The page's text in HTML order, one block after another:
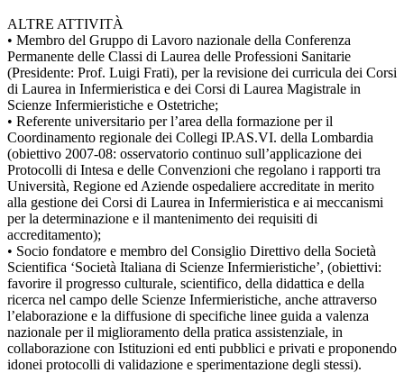
ALTRE ATTIVITÀ
• Membro del Gruppo di Lavoro nazionale della Conferenza
Permanente delle Classi di Laurea delle Professioni Sanitarie
(Presidente: Prof. Luigi Frati), per la revisione dei curricula dei Corsi
di Laurea in Infermieristica e dei Corsi di Laurea Magistrale in
Scienze Infermieristiche e Ostetriche;
• Referente universitario per l’area della formazione per il
Coordinamento regionale dei Collegi IP.AS.VI. della Lombardia
(obiettivo 2007-08: osservatorio continuo sull’applicazione dei
Protocolli di Intesa e delle Convenzioni che regolano i rapporti tra
Università, Regione ed Aziende ospedaliere accreditate in merito
alla gestione dei Corsi di Laurea in Infermieristica e ai meccanismi
per la determinazione e il mantenimento dei requisiti di
accreditamento);
• Socio fondatore e membro del Consiglio Direttivo della Società
Scientifica ‘Società Italiana di Scienze Infermieristiche’, (obiettivi:
favorire il progresso culturale, scientifico, della didattica e della
ricerca nel campo delle Scienze Infermieristiche, anche attraverso
l’elaborazione e la diffusione di specifiche linee guida a valenza
nazionale per il miglioramento della pratica assistenziale, in
collaborazione con Istituzioni ed enti pubblici e privati e proponendo
idonei protocolli di validazione e sperimentazione degli stessi).